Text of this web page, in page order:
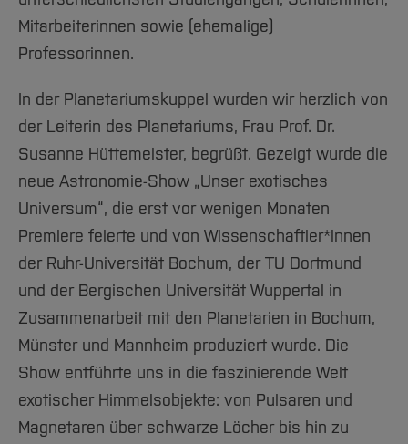
Arbeiten im FB G
Forschung und Projekte
Service
Studiengänge
Studieninteressierte
Studium
Forschung und Entwicklung
International
Service
Amtliche Bekanntmachungen
Notfall-Infos
Familiengerechte Hochschule
Gleichstellung
Vertretungen
Wahlen
Hochschulbibliothek
Hochschulkommunikation
Medienzentrum
Zentrale Studienberatung
Mitarbeiterinnen sowie (ehemalige)
Professorinnen.
In der Planetariumskuppel wurden wir herzlich von
der Leiterin des Planetariums, Frau Prof. Dr.
Susanne Hüttemeister, begrüßt. Gezeigt wurde die
neue Astronomie-Show „Unser exotisches
Universum“, die erst vor wenigen Monaten
Premiere feierte und von Wissenschaftler*innen
der Ruhr-Universität Bochum, der TU Dortmund
und der Bergischen Universität Wuppertal in
Zusammenarbeit mit den Planetarien in Bochum,
Münster und Mannheim produziert wurde. Die
Show entführte uns in die faszinierende Welt
exotischer Himmelsobjekte: von Pulsaren und
Magnetaren über schwarze Löcher bis hin zu